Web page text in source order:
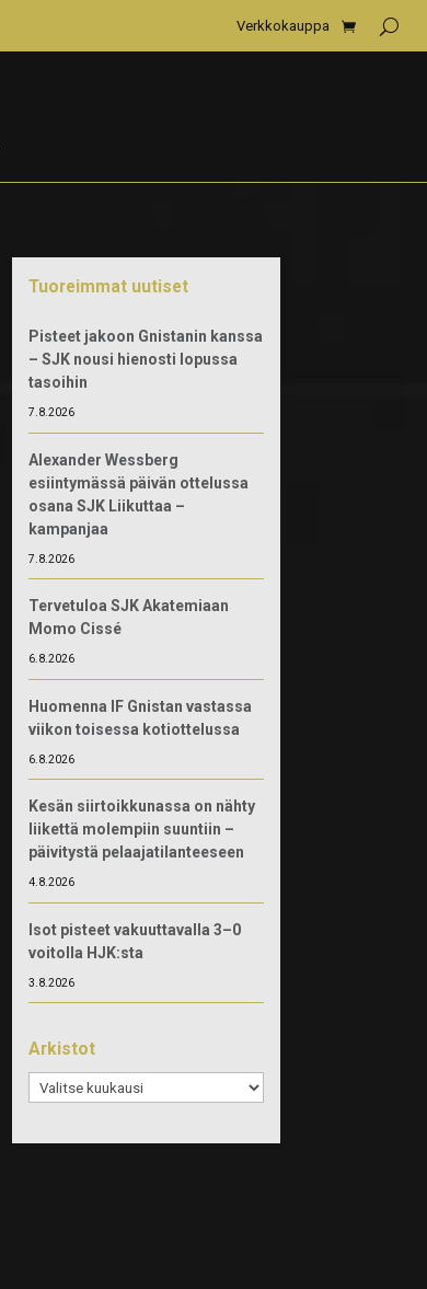
Verkkokauppa
Tuoreimmat uutiset
Pisteet jakoon Gnistanin kanssa
– SJK nousi hienosti lopussa
tasoihin
7.8.2026
Alexander Wessberg
esiintymässä päivän ottelussa
osana SJK Liikuttaa –
kampanjaa
7.8.2026
Tervetuloa SJK Akatemiaan
Momo Cissé
6.8.2026
Huomenna IF Gnistan vastassa
viikon toisessa kotiottelussa
6.8.2026
Kesän siirtoikkunassa on nähty
liikettä molempiin suuntiin –
päivitystä pelaajatilanteeseen
4.8.2026
Isot pisteet vakuuttavalla 3–0
voitolla HJK:sta
3.8.2026
Arkistot
Arkistot